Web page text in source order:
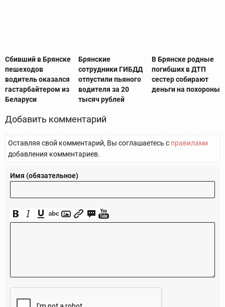
Сбивший в Брянске
пешеходов
водитель оказался
гастарбайтером из
Беларуси
Брянские
сотрудники ГИБДД
отпустили пьяного
водителя за 20
тысяч рублей
В Брянске родные
погибших в ДТП
сестер собирают
деньги на похороны
Добавить комментарий
Оставляя свой комментарий, Вы соглашаетесь с правилами
добавления комментариев.
Имя (обязательное)